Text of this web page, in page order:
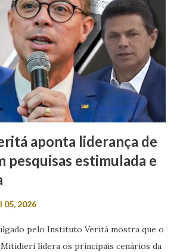
a exclusão das mulheres dos espaços
a muitos casos de feminicídio,
tem pré-candidato espalhando
Mulher em política, esqueça! É
disse ao ser questionado
ser uma...
aponta liderança de
pesquisas estimulada e
05, 2026
pelo Instituto Veritá mostra que o
lidera os principais cenários da